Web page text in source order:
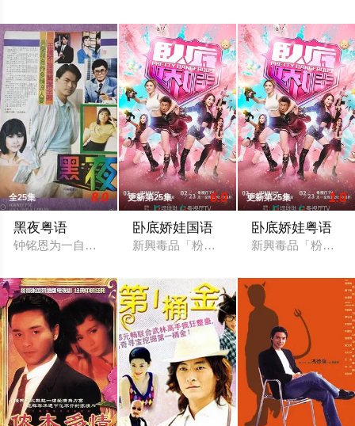
全25集 8.0
黑夜粤语
钟铭恩为一自食其力的帮办，他和女友洋洋感情稳定。正当两
更新第25集 6.0
卧底娇娃国语
新興毒品「粉精靈」流竄市面，臥底潘奕
更新第25集 1.0
卧底娇娃粤语
新興毒品「粉精靈